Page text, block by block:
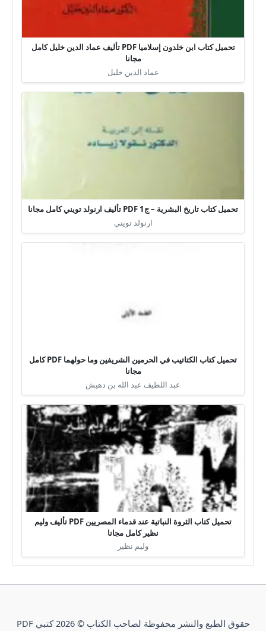
تحميل كتاب ابن خلدون إسلاميا PDF تأليف عماد الدين خليل كامل
مجانا
عماد الدين خليل
تحميل كتاب تاريخ البشرية – ج1 PDF تأليف ارنولد تويني كامل مجانا
ارنولد تويني
تحميل كتاب الكتاتيب في الحرمين الشريفين وما حولهما PDF كامل
مجانا
عبد اللطيف عبد الله بن دهيش
تحميل كتاب الثروة النباتية عند قدماء المصريين PDF تأليف وليم
نظير كامل مجانا
وليم نظير
حقوق الطبع والنشر محفوظة لصاحب الكتاب © 2026 كتبي PDF